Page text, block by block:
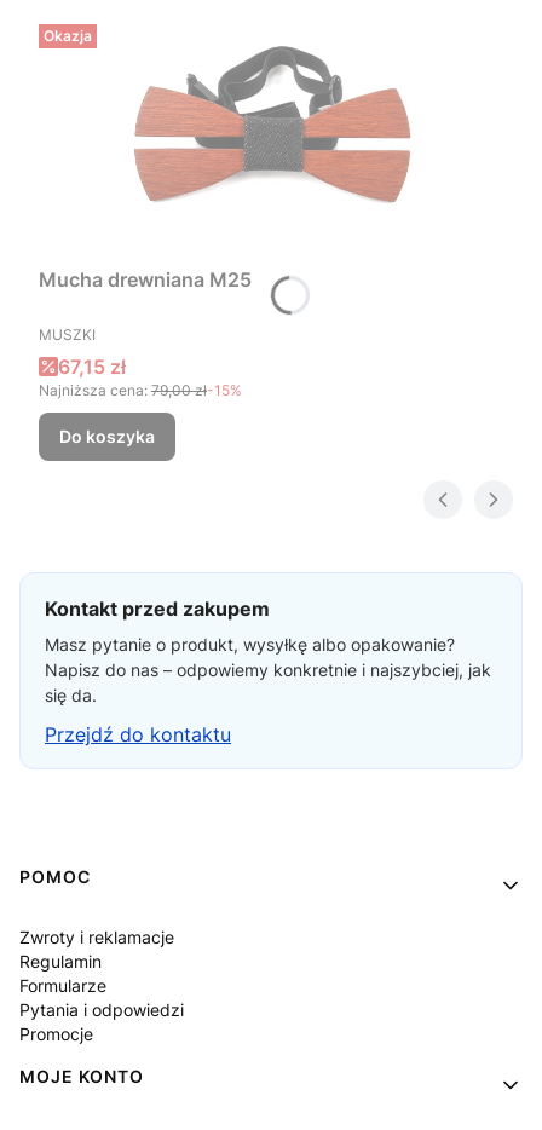
Okazja
Mucha drewniana M25
PRODUCENT
MUSZKI
Cena promocyjna
67,15 zł
Najniższa cena: 79,00 zł-15%
Do koszyka
Kontakt przed zakupem
Masz pytanie o produkt, wysyłkę albo opakowanie?
Napisz do nas – odpowiemy konkretnie i najszybciej, jak
się da.
Przejdź do kontaktu
Linki w stopce
POMOC
Zwroty i reklamacje
Regulamin
Formularze
Pytania i odpowiedzi
Promocje
MOJE KONTO